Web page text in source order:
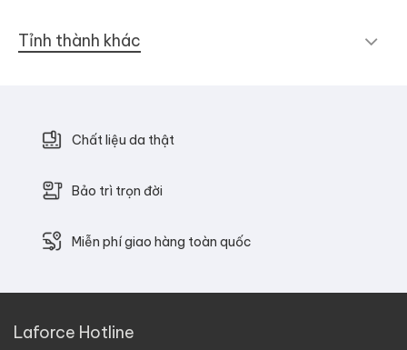
Tỉnh thành khác
Chất liệu da thật
Bảo trì trọn đời
Miễn phí giao hàng toàn quốc
Laforce Hotline